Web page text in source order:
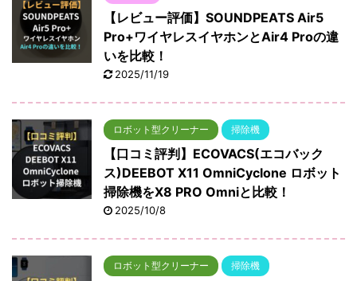
【レビュー評価】SOUNDPEATS Air5
Pro+ワイヤレスイヤホンとAir4 Proの違
いを比較！
2025/11/19
ロボット型クリーナー 掃除機
【口コミ評判】ECOVACS(エコバック
ス)DEEBOT X11 OmniCyclone ロボット
掃除機をX8 PRO Omniと比較！
2025/10/8
ロボット型クリーナー 掃除機